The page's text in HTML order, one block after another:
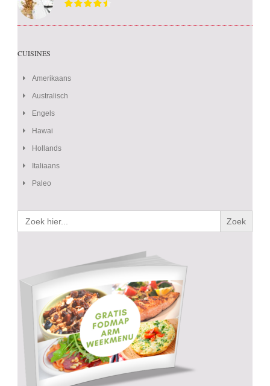
CUISINES
Amerikaans
Australisch
Engels
Hawai
Hollands
Italiaans
Paleo
Zoek
naar: